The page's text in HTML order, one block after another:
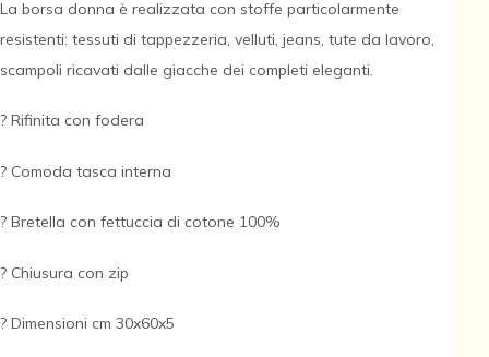
La borsa donna è realizzata con stoffe particolarmente
resistenti: tessuti di tappezzeria, velluti, jeans, tute da lavoro,
scampoli ricavati dalle giacche dei completi eleganti.
? Rifinita con fodera
? Comoda tasca interna
? Bretella con fettuccia di cotone 100%
? Chiusura con zip
? Dimensioni cm 30x60x5